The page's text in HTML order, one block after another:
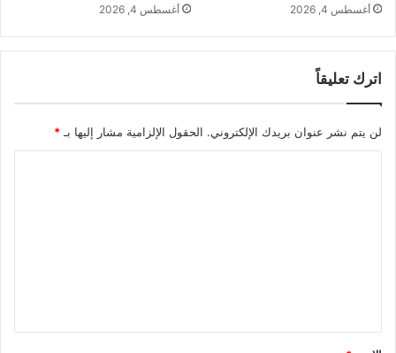
أغسطس 4, 2026 أغسطس 4, 2026
اترك تعليقاً
لن يتم نشر عنوان بريدك الإلكتروني. الحقول الإلزامية مشار إليها بـ*
*